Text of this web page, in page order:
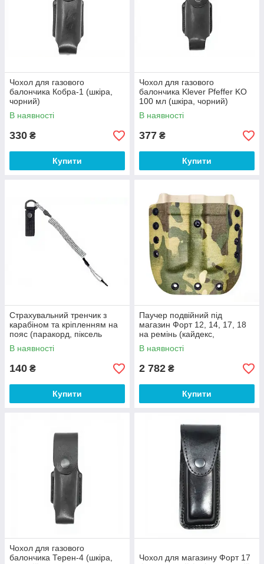
Чохол для газового
балончика Кобра-1 (шкіра,
чорний)
В наявності
330 ₴
Купити
Чохол для газового
балончика Klever Pfeffer KO
100 мл (шкіра, чорний)
В наявності
377 ₴
Купити
Страхувальний тренчик з
карабіном та кріпленням на
пояс (паракорд, піксель
сніжний)
В наявності
140 ₴
Купити
Паучер подвійний під
магазин Форт 12, 14, 17, 18
на ремінь (кайдекс,
мультикам)
В наявності
2 782 ₴
Купити
Чохол для газового
балончика Терен-4 (шкіра,
Чохол для магазину Форт 17